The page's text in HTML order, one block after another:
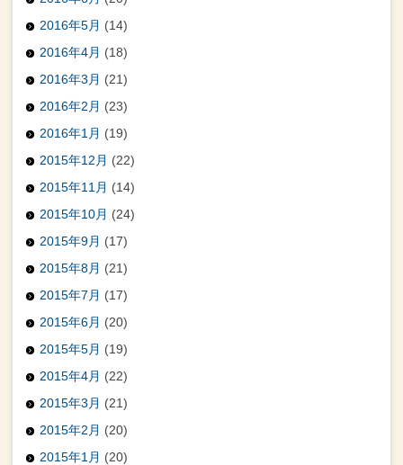
2016年5月 (14)
2016年4月 (18)
2016年3月 (21)
2016年2月 (23)
2016年1月 (19)
2015年12月 (22)
2015年11月 (14)
2015年10月 (24)
2015年9月 (17)
2015年8月 (21)
2015年7月 (17)
2015年6月 (20)
2015年5月 (19)
2015年4月 (22)
2015年3月 (21)
2015年2月 (20)
2015年1月 (20)